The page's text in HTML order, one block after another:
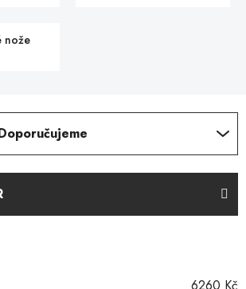
nože